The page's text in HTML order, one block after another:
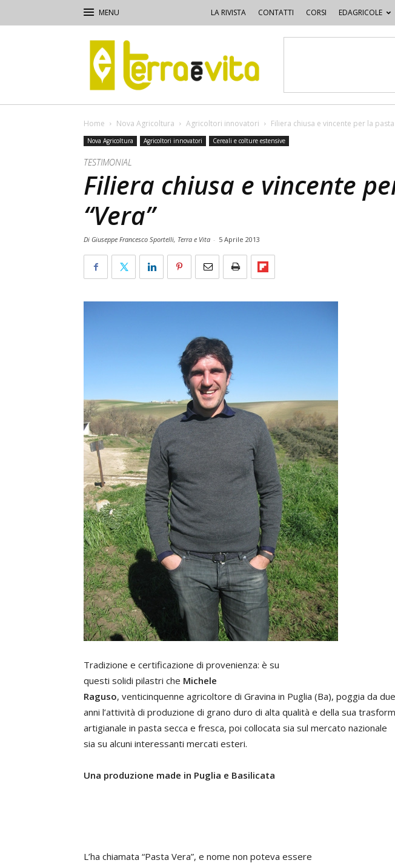
LA RIVISTA CONTATTI CORSI EDAGRICOLE
Terra
e
Vita
Home Nova Agricoltura Agricoltori innovatori Filiera chiusa e vincente per la pasta
Nova Agricoltura Agricoltori innovatori Cereali e colture estensive
TESTIMONIAL
Filiera chiusa e vincente
“Vera”
Di Giuseppe Francesco Sportelli, Terra e Vita - 5 Aprile 2013
Tradizione e certificazione di provenienza: è su
questi solidi pilastri che Michele
Raguso, venticinquenne agricoltore di Gravina in Puglia (Ba), poggia da due
anni l’attività di produzione di grano duro di alta qualità e della sua
artigianale in pasta secca e fresca, poi collocata sia sul mercato nazionale
sia su alcuni interessanti mercati esteri.
Una produzione made in Puglia e Basilicata
L’ha chiamata “Pasta Vera”, e nome non poteva essere